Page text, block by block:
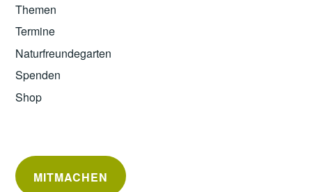
Themen
Termine
Naturfreundegarten
Spenden
Shop
MITMACHEN